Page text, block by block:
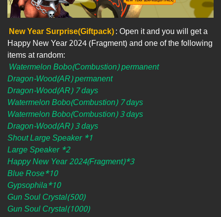
New Year Surprise(Giftpack): Open it and you will get a
Happy New Year 2024 (Fragment) and one of the following
items at random:
Watermelon Bobo(Combustion) permanent
Dragon-Wood(AR) permanent
Dragon-Wood(AR) 7 days
Watermelon Bobo(Combustion) 7 days
Watermelon Bobo(Combustion) 3 days
Dragon-Wood(AR) 3 days
Shout Large Speaker *1
Large Speaker *2
Happy New Year 2024(Fragment)*3
Blue Rose*10
Gypsophila*10
Gun Soul Crystal(500)
Gun Soul Crystal(1000)